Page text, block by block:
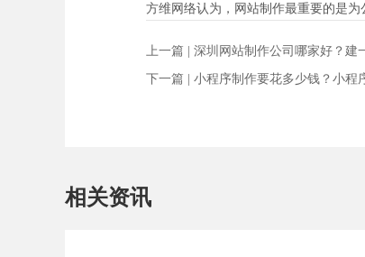
方维网络认为，网站制作最重要的是
上一篇 | 深圳网站制作公司哪家好？建
下一篇 | 小程序制作要花多少钱？小程
相关资讯